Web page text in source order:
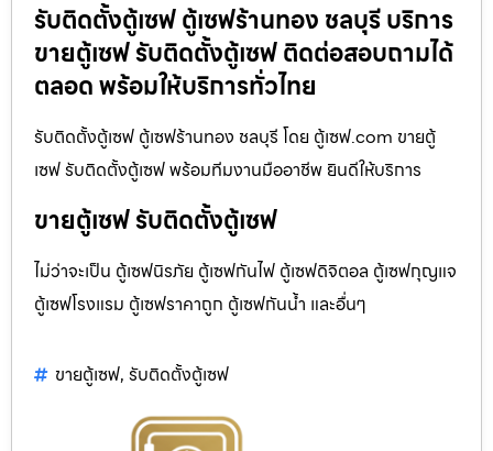
รับติดตั้งตู้เซฟ ตู้เซฟร้านทอง ชลบุรี บริการ
ขายตู้เซฟ รับติดตั้งตู้เซฟ ติดต่อสอบถามได้
ตลอด พร้อมให้บริการทั่วไทย
รับติดตั้งตู้เซฟ ตู้เซฟร้านทอง ชลบุรี โดย ตู้เซฟ.com ขายตู้
เซฟ รับติดตั้งตู้เซฟ พร้อมทีมงานมืออาชีพ ยินดีให้บริการ
ขายตู้เซฟ รับติดตั้งตู้เซฟ
ไม่ว่าจะเป็น ตู้เซฟนิรภัย ตู้เซฟกันไฟ ตู้เซฟดิจิตอล ตู้เซฟกุญแจ
ตู้เซฟโรงแรม ตู้เซฟราคาถูก ตู้เซฟกันน้ำ และอื่นๆ
ขายตู้เซฟ, รับติดตั้งตู้เซฟ